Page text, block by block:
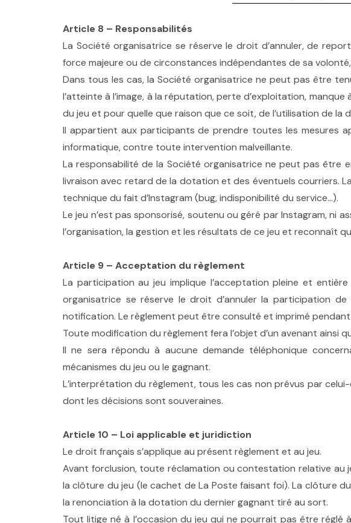
Article 8 – Responsabilités
La Société organisatrice se réserve le droit d’annuler, de
force majeure ou de circonstances indépendantes de sa
Dans tous les cas, la Société organisatrice ne peut pas être
l’atteinte à l’image, à la réputation, perte d’exploitation,
du jeu et pour quelle que raison que ce soit, de l’utilisation de
Il appartient aux participants de prendre toutes les mesures
informatique, contre toute intervention malveillante.
La responsabilité de la Société organisatrice ne peut pas être
livraison avec retard de la dotation et des éventuels courriers.
technique du fait d’Instagram (bug, indisponibilité du service…).
Le jeu n’est pas sponsorisé, soutenu ou géré par Instagram,
l’organisation, la gestion et les résultats de ce jeu et reconnaît
Article 9 – Acceptation du règlement
La participation au jeu implique l’acceptation pleine et
organisatrice se réserve le droit d’annuler la participation
notification. Le règlement peut être consulté et imprimé
Toute modification du règlement fera l’objet d’un avenant ainsi
Il ne sera répondu à aucune demande téléphonique
mécanismes du jeu ou le gagnant.
L’interprétation du règlement, tous les cas non prévus par
dont les décisions sont souveraines.
Article 10 – Loi applicable et juridiction
Le droit français s’applique au présent règlement et au jeu.
Avant forclusion, toute réclamation ou contestation relative au
la clôture du jeu (le cachet de La Poste faisant foi). La clôture
la renonciation à la dotation du dernier gagnant tiré au sort.
Tout litige né à l’occasion du jeu qui ne pourrait pas être